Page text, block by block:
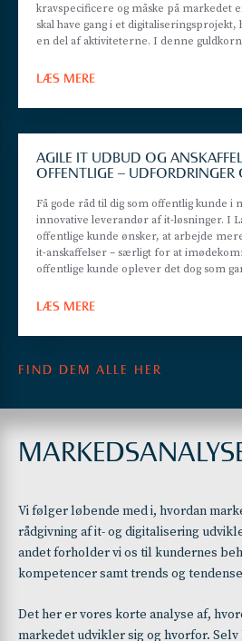
kravspecificere og måske på markedet
skal have gang i et
en del af aktiviteterne. I denne
LÆS MERE
AGILE IT UDBUD OG
OFFENTLIGE –
Få gode råd til dig som offentlig kunde i
innovative leverandør af it-løsninger. I
offentlige kunde ønsker, at arbejde
it-anskaffelser – særligt for at
offentlige kunde oplever det dog som
LÆS MERE
FIND DEM ALLE HER
Vi følger løbende med i, hvordan
rådgivning af it- og digitalisering
andet forholder vi os til kundernes
kompetencer samt trends og
Det her er vores korte analyse af,
markedet udvikler sig og hvorfor.